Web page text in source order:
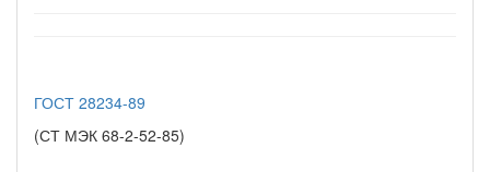
ГОСТ 28234-89
(СТ МЭК 68-2-52-85)